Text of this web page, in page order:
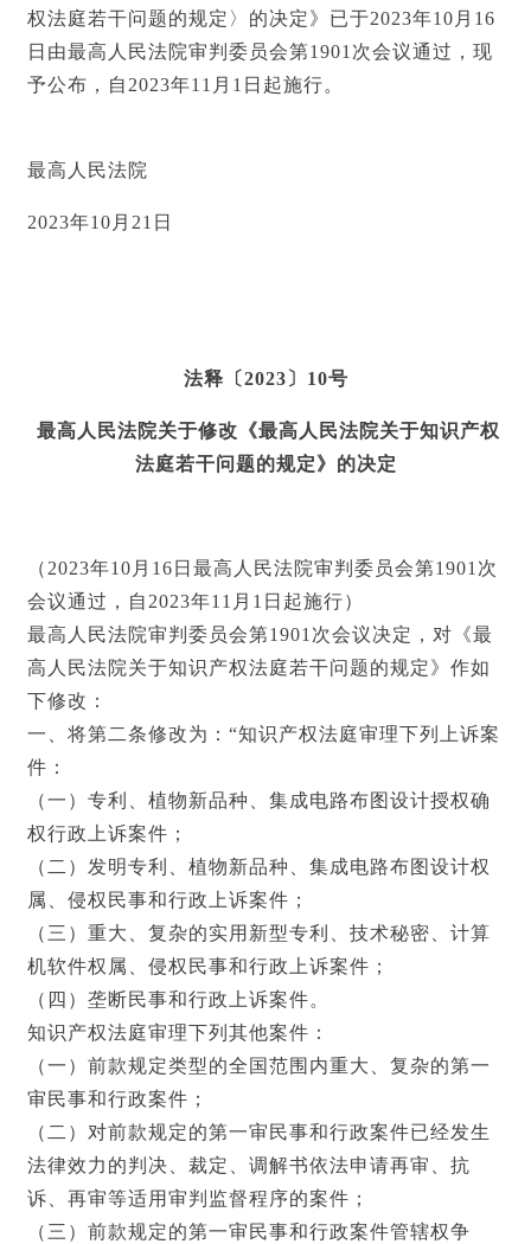
权法庭若干问题的规定〉的决定》已于2023年10月16
日由最高人民法院审判委员会第1901次会议通过，现
予公布，自2023年11月1日起施行。
最高人民法院
2023年10月21日
法释〔2023〕10号
最高人民法院关于修改《最高人民法院关于知识产权
法庭若干问题的规定》的决定
（2023年10月16日最高人民法院审判委员会第1901次
会议通过，自2023年11月1日起施行）
最高人民法院审判委员会第1901次会议决定，对《最
高人民法院关于知识产权法庭若干问题的规定》作如
下修改：
一、将第二条修改为：“知识产权法庭审理下列上诉案
件：
（一）专利、植物新品种、集成电路布图设计授权确
权行政上诉案件；
（二）发明专利、植物新品种、集成电路布图设计权
属、侵权民事和行政上诉案件；
（三）重大、复杂的实用新型专利、技术秘密、计算
机软件权属、侵权民事和行政上诉案件；
（四）垄断民事和行政上诉案件。
知识产权法庭审理下列其他案件：
（一）前款规定类型的全国范围内重大、复杂的第一
审民事和行政案件；
（二）对前款规定的第一审民事和行政案件已经发生
法律效力的判决、裁定、调解书依法申请再审、抗
诉、再审等适用审判监督程序的案件；
（三）前款规定的第一审民事和行政案件管辖权争